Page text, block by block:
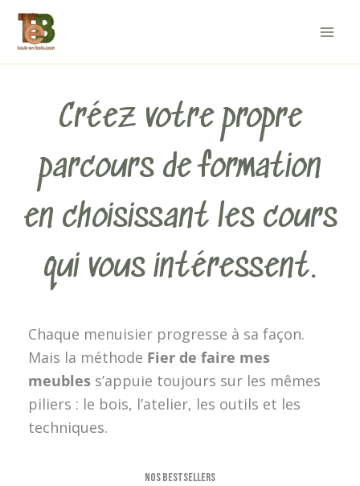
contenu
Créez votre propre
parcours de formation
en choisissant les cours
qui vous intéressent.
Chaque menuisier progresse à sa façon.
Mais la méthode Fier de faire mes
meubless’appuie toujours sur les mêmes
piliers : le bois, l’atelier, les outils et les
techniques.
Nos bestsellers